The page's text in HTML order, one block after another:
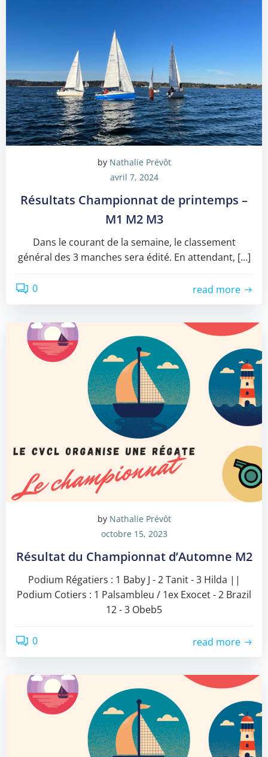
by Nathalie Prévôt
avril 7, 2024
Résultats Championnat de printemps –
M1 M2 M3
Dans le courant de la semaine, le classement
général des 3 manches sera édité. En attendant, […]
0 read more
by Nathalie Prévôt
octobre 15, 2023
Résultat du Championnat d’Automne M2
Podium Régatiers : 1 Baby J - 2 Tanit - 3 Hilda ||
Podium Cotiers : 1 Palsambleu / 1ex Exocet - 2 Brazil
12 - 3 Obeb5
0 read more